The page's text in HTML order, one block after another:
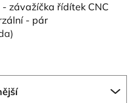
- závažíčka řídítek CNC
- pár